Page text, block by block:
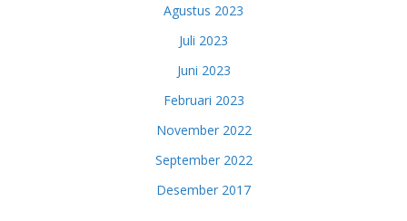
Agustus 2023
Juli 2023
Juni 2023
Februari 2023
November 2022
September 2022
Desember 2017